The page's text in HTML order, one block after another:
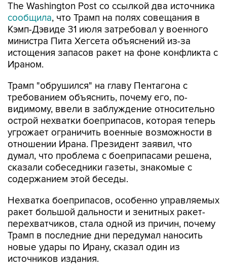
The Washington Post со ссылкой два источника
сообщила, что Трамп на полях совещания в
Кэмп-Дэвиде 31 июля затребовал у военного
министра Пита Хегсета объяснений из-за
истощения запасов ракет на фоне конфликта с
Ираном.
Трамп "обрушился" на главу Пентагона с
требованием объяснить, почему его, по-
видимому, ввели в заблуждение относительно
острой нехватки боеприпасов, которая теперь
угрожает ограничить военные возможности в
отношении Ирана. Президент заявил, что
думал, что проблема с боеприпасами решена,
сказали собеседники газеты, знакомые с
содержанием этой беседы.
Нехватка боеприпасов, особенно управляемых
ракет большой дальности и зенитных ракет-
перехватчиков, стала одной из причин, почему
Трамп в последние дни передумал наносить
новые удары по Ирану, сказал один из
источников издания.